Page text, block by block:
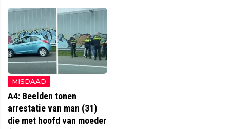
MISDAAD
A4: Beelden tonen
arrestatie van man (31)
die met hoofd van moeder